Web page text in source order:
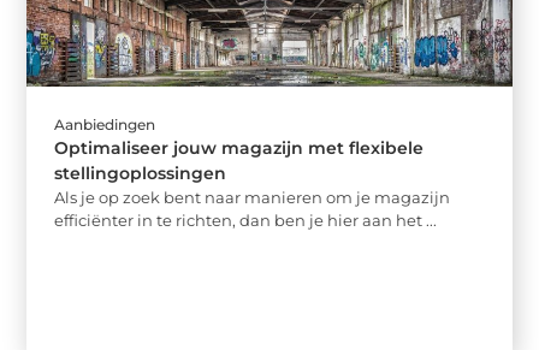
Aanbiedingen
Optimaliseer jouw magazijn met flexibele
stellingoplossingen
Als je op zoek bent naar manieren om je magazijn
efficiënter in te richten, dan ben je hier aan het ...